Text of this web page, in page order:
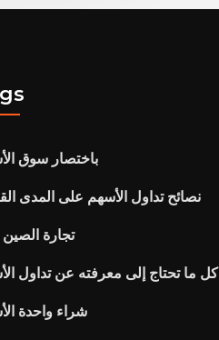
باختصار سوق
نصائح تداول الأسهم على المدى
تجارة الصين
كل ما تحتاج إلى معرفته عن تداول
شراء واحدة